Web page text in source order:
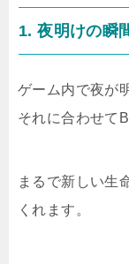
1.夜明けの瞬
ゲーム内で夜が
それに合わせて
まるで新しい生
くれます。